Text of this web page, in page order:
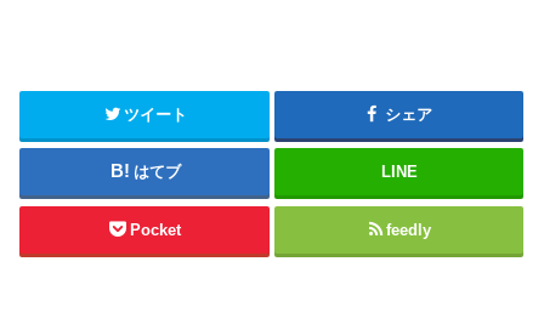
ツイート シェア
はてブ LINE
Pocket feedly